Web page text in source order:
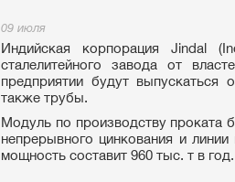
09 июля
Индийская корпорация Jindal
сталелитейного завода от
предприятии будут
также трубы.
Модуль по производству проката
непрерывного цинкования и
мощность составит 960 тыс. т в